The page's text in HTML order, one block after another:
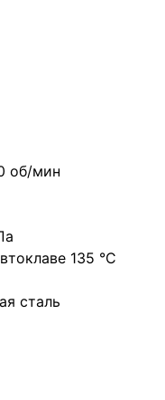
об/мин
135 °С
сталь